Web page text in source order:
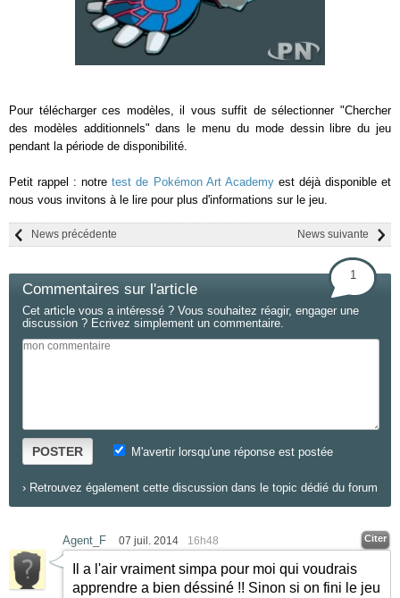
Pour télécharger ces modèles, il vous suffit de sélectionner "Chercher
des modèles additionnels" dans le menu du mode dessin libre du jeu
pendant la période de disponibilité.
Petit rappel : notretest de Pokémon Art Academyest déjà disponible et
nous vous invitons à le lire pour plus d'informations sur le jeu.
News suivante
News précédente
Commentaires sur l'article
1
Cet article vous a intéressé ? Vous souhaitez réagir, engager une
discussion ? Ecrivez simplement un commentaire.
POSTER M'avertir lorsqu'une réponse est postée
› Retrouvez également cette discussion dans le topic dédié du forum
Agent_F 07 juil. 2014 16h48 Citer
Il a l'air vraiment simpa pour moi qui voudrais
apprendre a bien déssiné !! Sinon si on fini le jeu